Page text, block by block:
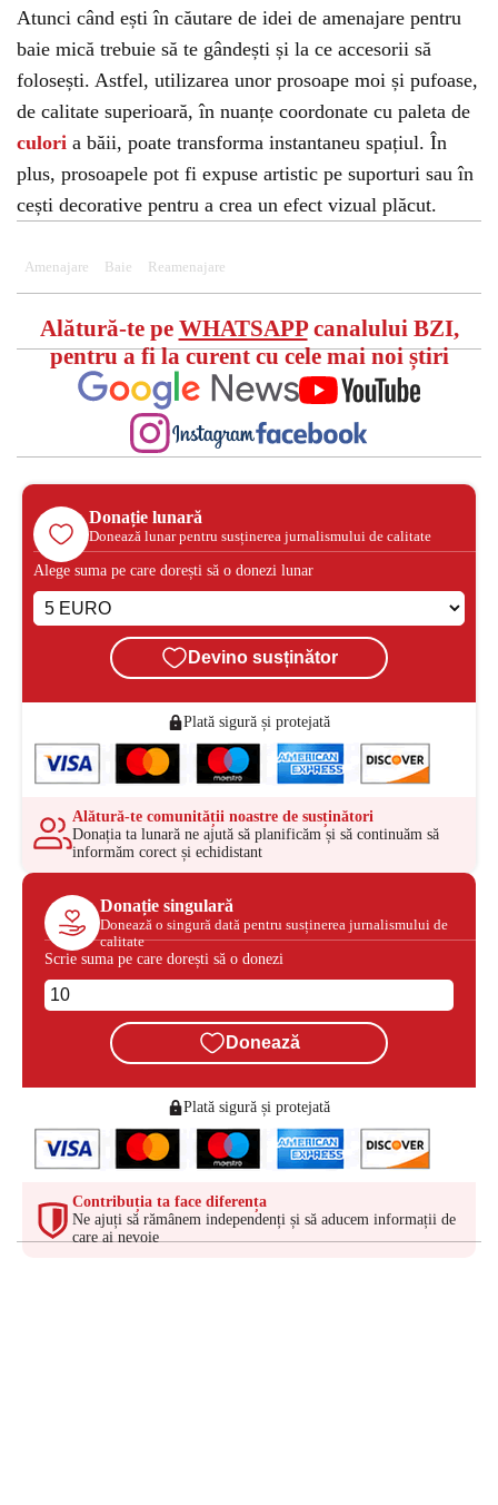
Atunci când ești în căutare de idei de amenajare pentru
baie mică trebuie să te gândești și la ce accesorii să
folosești. Astfel, utilizarea unor prosoape moi și pufoase,
de calitate superioară, în nuanțe coordonate cu paleta de
culori a băii, poate transforma instantaneu spațiul. În
plus, prosoapele pot fi expuse artistic pe suporturi sau în
cești decorative pentru a crea un efect vizual plăcut.
Amenajare Baie Reamenajare
Alătură-te pe WHATSAPPcanalului BZI,
pentru a fi la curent cu cele mai noi știri
Donație lunară
Donează lunar pentru susținerea jurnalismului de calitate
Alege suma pe care dorești să o donezi lunar
Devino susținător
Plată sigură și protejată
Alătură-te comunității noastre de susținători
Donația ta lunară ne ajută să planificăm și să continuăm să
informăm corect și echidistant
Donație singulară
Donează o singură dată pentru susținerea jurnalismului de
calitate
Scrie suma pe care dorești să o donezi
Donează
Plată sigură și protejată
Contribuția ta face diferența
Ne ajuți să rămânem independenți și să aducem informații de
care ai nevoie